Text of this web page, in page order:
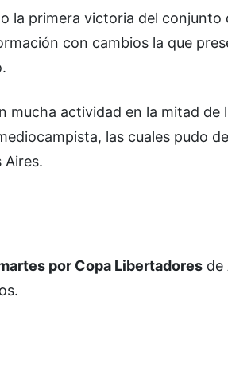
la primera victoria del
con cambios la que
mucha actividad en la mitad
las cuales pudo
Aires.
por Copa Libertadores de